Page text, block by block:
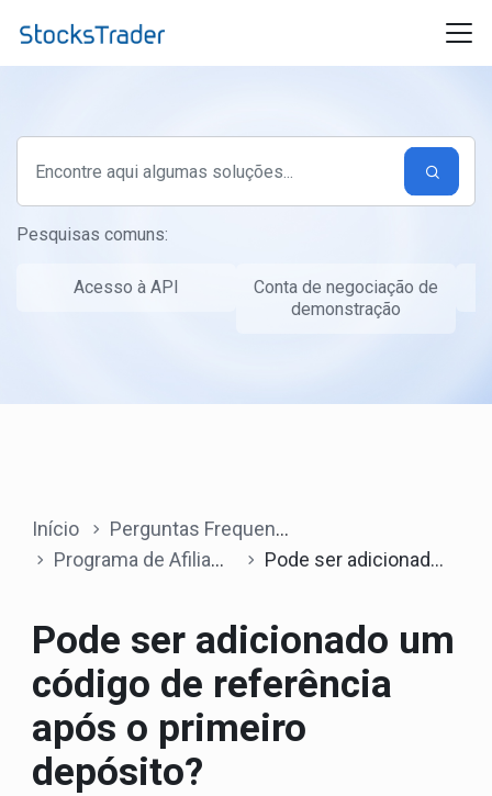
Pesquisas comuns:
Acesso à API
Conta de negociação de
demonstração
Início
Perguntas Frequentes
Programa de Afiliados
Pode ser adicionado um código de referência após o primeiro depósito?
Pode ser adicionado um
código de referência
após o primeiro
depósito?